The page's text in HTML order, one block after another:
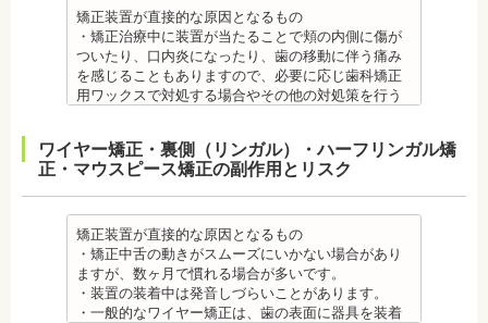
矯正装置が直接的な原因となるもの
・矯正治療中に装置が当たることで頬の内側に傷が
ついたり、口内炎になったり、歯の移動に伴う痛み
を感じることもありますので、必要に応じ歯科矯正
用ワックスで対処する場合やその他の対処策を行う
が、数ヶ月で慣れることが多いです。
・装置の装着中は発音しづらいことがあります。
・矯正装置を装着した直後や、ワイヤーを交換した
直後に痛みを感じることがありますが、数日でおさ
まる場合が多いです。また、冷たいものを飲んだと
きにしみる「知覚過敏」があらわれる場合がありま
すが、基本的には数日で改善されます。長期間痛む
場合は、歯科医師に相談しましょう。
金属アレルギー
ワイヤー矯正・裏側（リンガル）・ハーフリンガル矯
正・マウスピース矯正の副作用とリスク
矯正装置が直接的な原因となるもの
・矯正中舌の動きがスムーズにいかない場合があり
ますが、数ヶ月で慣れる場合が多いです。
・装置の装着中は発音しづらいことがあります。
・一般的なワイヤー矯正は、歯の表面に器具を装着